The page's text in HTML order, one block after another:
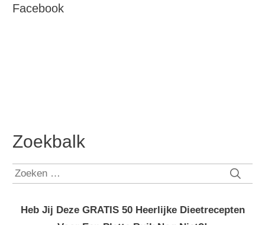
Facebook
Zoekbalk
Zoeken
Heb Jij Deze GRATIS 50 Heerlijke Dieetrecepten